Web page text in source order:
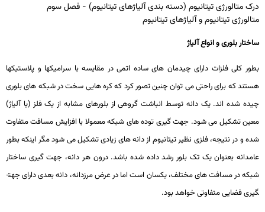
درک متالورژی تیتانیوم (دسته بندی آلیاژهای تیتانیوم) - فصل سوم
متالورژی تیتانیوم و آلیاژهای تیتانیوم
ساختار بلوری و انواع آلیاژ
بطور کلی فلزات دارای چیدمان­ های ساده اتمی در مقایسه با سرامیک­ها و پلاستیک­ها
هستند که برای راحتی می­ توان چنین تصور کرد که کره­ هایی سخت در شبکه ­های بلوری
چیده شده ­اند. یک دانه توسط انباشت گروهی از بلورهای مشابه از یک فلز (یا آلیاژ)
معین تشکیل می ­شود. جهت­ گیری توده­ های شبکه معمولا با افزایش مسافت متفاوت
شده و در نتیجه، فلزی نظیر تیتانیوم از دانه ­های زیادی تشکیل می­ شود مگر اینکه بطور
عامدانه بعنوان یک تک ­بلور رشد داده شده باشد. درون هر دانه، جهت­ گیری ساختار
شبکه در مسافت­ های مختلف، یکسان است اما در عرض مرزدانه، دانه بعدی دارای جهت­
گیری فضایی متفاوتی خواهد بود.